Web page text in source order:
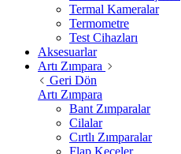
Termal Kameralar
Termometre
Test Cihazları
Aksesuarlar
Artı Zımpara
Geri Dön
Artı Zımpara
Bant Zımparalar
Cilalar
Cırtlı Zımparalar
Flap Keçeler